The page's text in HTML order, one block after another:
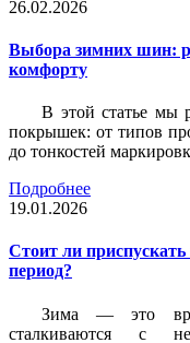
26.02.2026
Выбора зимних шин:
комфорту
В этой статье мы
покрышек: от типов
до тонкостей
Подробнее
19.01.2026
Стоит ли
период?
Зима — это
сталкиваются с